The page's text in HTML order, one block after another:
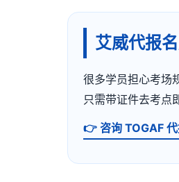
艾威代报
很多学员担心考场
只需带证件去考点
👉 咨询 TOGAF